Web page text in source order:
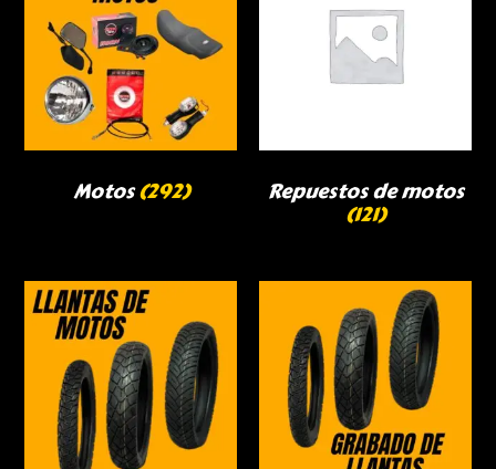
Motos(292) Repuestos de motos
(121)